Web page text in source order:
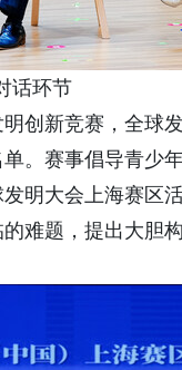
话环节
创新竞赛，全球
。赛事倡导青少
明大会上海赛区
难题，提出大胆